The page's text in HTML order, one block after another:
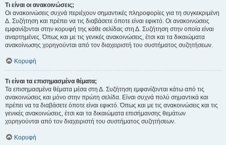
Τι είναι οι ανακοινώσεις;
Οι ανακοινώσεις συχνά περιέχουν σημαντικές πληροφορίες για τη συγκεκριμένη
Δ. Συζήτηση και πρέπει να τις διαβάσετε όποτε είναι εφικτό. Οι ανακοινώσεις
εμφανίζονται στην κορυφή της κάθε σελίδας στη Δ. Συζήτηση στην οποία είναι
αναρτημένες. Όπως και με τις γενικές ανακοινώσεις, έτσι και τα δικαιώματα
ανακοίνωσης χορηγούνται από τον διαχειριστή του συστήματος συζητήσεων.
Κορυφή
Τι είναι τα επισημασμένα θέματα;
Τα επισημασμένα θέματα μέσα στη Δ. Συζήτηση εμφανίζονται κάτω από τις
ανακοινώσεις και μόνο στην πρώτη σελίδα. Είναι συχνά πολύ σημαντικά και
πρέπει να τα διαβάσετε όποτε είναι εφικτό. Όπως και με τις ανακοινώσεις και τις
γενικές ανακοινώσεις, έτσι και τα δικαιώματα επισήμανσης θεμάτων
χορηγούνται από τον διαχειριστή του συστήματος συζητήσεων.
Κορυφή